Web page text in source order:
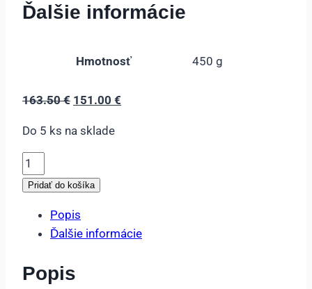
Ďalšie informácie
Hmotnosť 450 g
163.50€ Pôvodná
bola:
151.00 €
Do 5 ks na sklade
množstvo
RAPT
2v1
Temp
Pridať do košíka
Popis
Ďalšie informácie
Popis